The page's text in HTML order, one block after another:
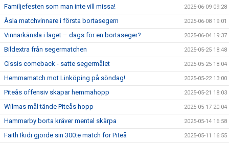
Familjefesten som man inte vill missa! 2025-06-09 09:28
Àsla matchvinnare i första bortasegern 2025-06-08 19:01
Vinnarkänsla i laget – dags för en bortaseger? 2025-06-04 19:37
Bildextra från segermatchen 2025-05-25 18:48
Cissis comeback - satte segermålet 2025-05-25 18:04
Hemmamatch mot Linköping på söndag! 2025-05-22 13:00
Piteås offensiv skapar hemmahopp 2025-05-21 18:03
Wilmas mål tände Piteås hopp 2025-05-17 20:04
Hammarby borta kräver mental skärpa 2025-05-14 16:58
Faith Ikidi gjorde sin 300:e match för Piteå 2025-05-11 16:55